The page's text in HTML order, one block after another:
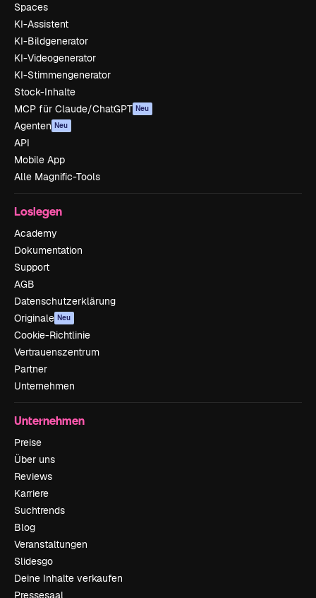
Spaces
KI-Assistent
KI-Bildgenerator
KI-Videogenerator
KI-Stimmengenerator
Stock-Inhalte
MCP für Claude/ChatGPT Neu
Agenten Neu
API
Mobile App
Alle Magnific-Tools
Loslegen
Academy
Dokumentation
Support
AGB
Datenschutzerklärung
Originale Neu
Cookie-Richtlinie
Vertrauenszentrum
Partner
Unternehmen
Unternehmen
Preise
Über uns
Reviews
Karriere
Suchtrends
Blog
Veranstaltungen
Slidesgo
Deine Inhalte verkaufen
Pressesaal